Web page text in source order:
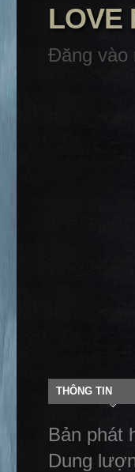
LOVE
Đăng vào
THÔNG TIN
Bản phát
Dung